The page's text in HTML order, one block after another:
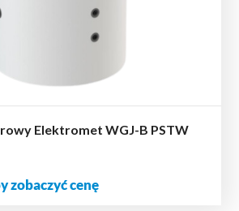
Elektromet WGJ-B PSTW
zobaczyć cenę